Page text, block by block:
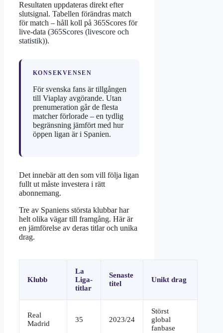
Resultaten uppdateras direkt efter
slutsignal. Tabellen förändras match
för match – håll koll på 365Scores för
live-data (365Scores (livescore och
statistik)).
KONSEKVENSEN
För svenska fans är tillgången
till Viaplay avgörande. Utan
prenumeration går de flesta
matcher förlorade – en tydlig
begränsning jämfört med hur
öppen ligan är i Spanien.
Det innebär att den som vill följa ligan
fullt ut måste investera i rätt
abonnemang.
Tre av Spaniens största klubbar har
helt olika vägar till framgång. Här är
en jämförelse av deras titlar och unika
drag.
Klubb
La
Liga-
titlar
Senaste
titel
Unikt drag
Real
Madrid
35 2023/24
Störst
global
fanbase